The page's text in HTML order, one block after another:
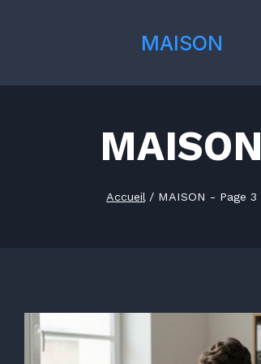
MAISON
MAISON
Accueil / MAISON - Page 3